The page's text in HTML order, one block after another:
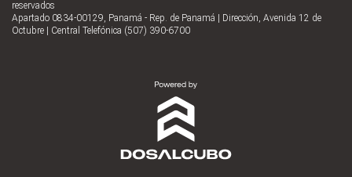
reservados
Apartado 0834-00129, Panamá - Rep. de Panamá | Dirección, Avenida 12 de
Octubre | Central Telefónica (507) 390-6700